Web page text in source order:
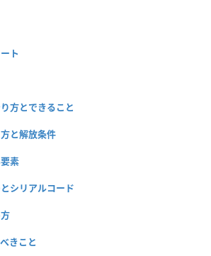
ト
方とできること
と解放条件
素
シリアルコード
きこと